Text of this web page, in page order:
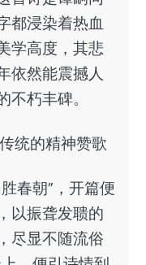
都浸染着热血
学高度，其悲
依然能震撼人
朽丰碑。
统的精神赞歌
春朝”，开篇便
以振聋发聩的
尽显不随流俗